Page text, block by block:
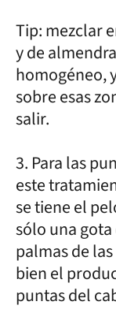
Tip: mezclar
y de
homogéneo,
sobre esas
salir.
3. Para las
este
se tiene el
sólo una
palmas de
bien el
puntas del